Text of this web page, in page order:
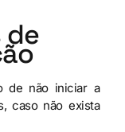
de
de não iniciar a
caso não exista